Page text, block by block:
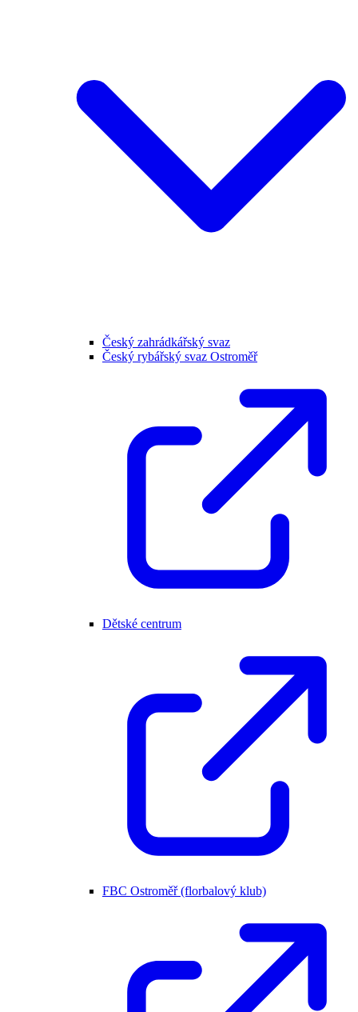
Český zahrádkářský svaz
Český rybářský svaz Ostroměř
Dětské centrum
FBC Ostroměř (florbalový klub)